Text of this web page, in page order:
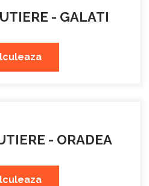
- GALATI
- ORADEA